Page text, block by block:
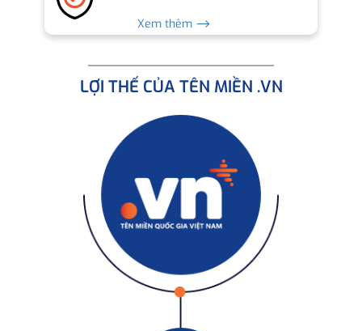
Xem thêm ⟶
LỢI THẾ CỦA TÊN MIỀN .VN